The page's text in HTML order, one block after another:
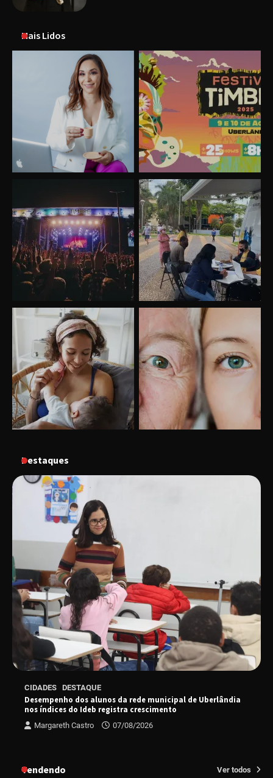
Mais Lidos
Destaques
CIDADES DESTAQUE
Desempenho dos alunos da rede municipal de Uberlândia
nos índices do Ideb registra crescimento
Margareth Castro 07/08/2026
Tendendo Ver todos
Uberlândia recebe o projeto “Experiência Rio”
no dia 17 de junho
“Vozes pela Vida” celebra 10 anos com show
em Uberlândia
“Vem pra Praça!” reunirá arte, cultura e
gastronomia de Uberlândia em dois dias de
evento gratuito
“Uma prosa de valor” é o tema da roda de
sucesso absoluto em 2025
Senac em Uberlândia oferece curso gratuito
de Tricologia e Terapia Capilar
Uberlândia recebe em agosto turnê de 30 anos
do Grupo Soweto
EMCANTAR estreia espetáculo de lançamento
do novo álbum Abraço no Planeta